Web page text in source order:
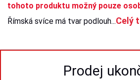
tohoto produktu možný pouze
Římská svíce má tvar podlouh...Celý
Prodej